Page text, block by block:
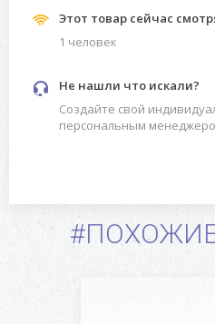
Этот товар сейчас
1 человек
Не нашли что искали?
Создайте свой
персональным